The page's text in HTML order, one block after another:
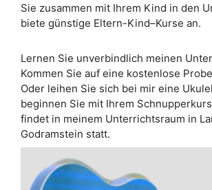
Sie zusammen mit Ihrem Kind in den
biete günstige Eltern-Kind–Kurse an.
Lernen Sie unverbindlich meinen
Kommen Sie auf eine kostenlose
Oder leihen Sie sich bei mir eine
beginnen Sie mit Ihrem
findet in meinem Unterrichtsraum in
Godramstein statt.